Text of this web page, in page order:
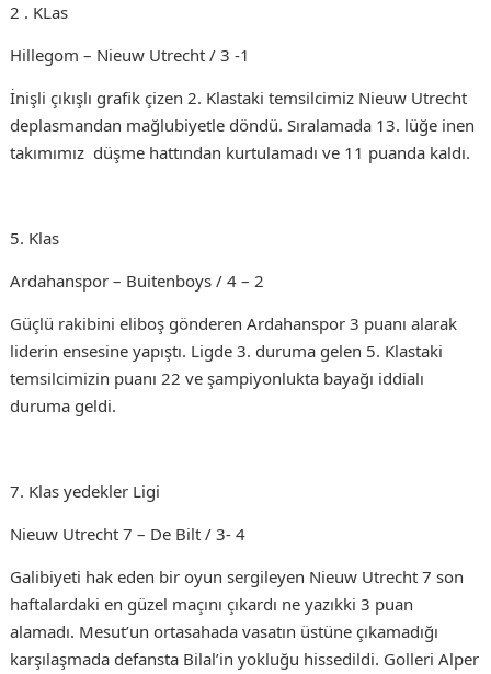
2 . KLas
Hillegom – Nieuw Utrecht / 3 -1
İnişli çıkışlı grafik çizen 2. Klastaki temsilcimiz Nieuw Utrecht
deplasmandan mağlubiyetle döndü. Sıralamada 13. lüğe inen
takımımız düşme hattından kurtulamadı ve 11 puanda kaldı.
5. Klas
Ardahanspor – Buitenboys / 4 – 2
Güçlü rakibini eliboş gönderen Ardahanspor 3 puanı alarak
liderin ensesine yapıştı. Ligde 3. duruma gelen 5. Klastaki
temsilcimizin puanı 22 ve şampiyonlukta bayağı iddialı
duruma geldi.
7. Klas yedekler Ligi
Nieuw Utrecht 7 – De Bilt / 3- 4
Galibiyeti hak eden bir oyun sergileyen Nieuw Utrecht 7 son
haftalardaki en güzel maçını çıkardı ne yazıkki 3 puan
alamadı. Mesut’un ortasahada vasatın üstüne çıkamadığı
karşılaşmada defansta Bilal’in yokluğu hissedildi. Golleri Alper